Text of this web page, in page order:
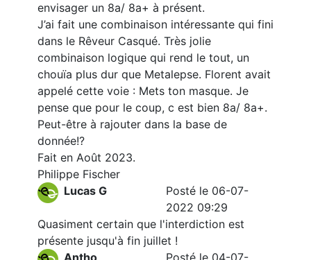
envisager un 8a/ 8a+ à présent.
J’ai fait une combinaison intéressante qui fini
dans le Rêveur Casqué. Très jolie
combinaison logique qui rend le tout, un
chouïa plus dur que Metalepse. Florent avait
appelé cette voie : Mets ton masque. Je
pense que pour le coup, c est bien 8a/ 8a+.
Peut-être à rajouter dans la base de
donnée!?
Fait en Août 2023.
Philippe Fischer
Lucas G
Posté le 06-07-
2022 09:29
Quasiment certain que l'interdiction est
présente jusqu'à fin juillet !
Antho
Posté le 04-07-